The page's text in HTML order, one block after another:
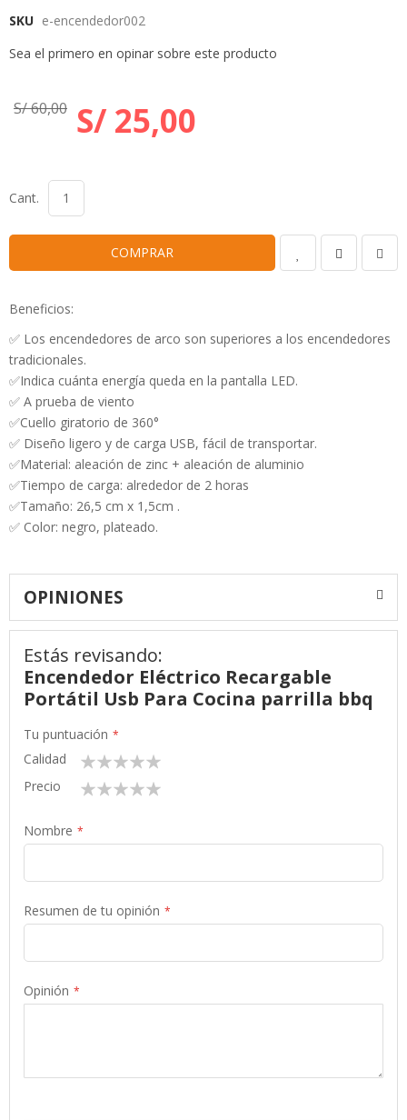
SKU e-encendedor002
Sea el primero en opinar sobre este producto
S/ 25,00
S/ 60,00
Cant.
COMPRAR
Beneficios:
✅ Los encendedores de arco son superiores a los encendedores
tradicionales.
✅Indica cuánta energía queda en la pantalla LED.
✅ A prueba de viento
✅Cuello giratorio de 360°
✅ Diseño ligero y de carga USB, fácil de transportar.
✅Material: aleación de zinc + aleación de aluminio
✅Tiempo de carga: alrededor de 2 horas
✅Tamaño: 26,5 cm x 1,5cm .
✅ Color: negro, plateado.
the
of
images
OPINIONES
Estás revisando:
Encendedor Eléctrico Recargable
Portátil Usb Para Cocina parrilla bbq
Tu puntuación
Calidad
1
star
2
stars
3
stars
4
stars
5
Precio
1 2 3 4 5
Nombre
Resumen de tu opinión
Opinión